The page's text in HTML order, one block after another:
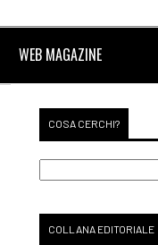
WEB MAGAZINE
COSA CERCHI?
COLLANA EDITORIALE